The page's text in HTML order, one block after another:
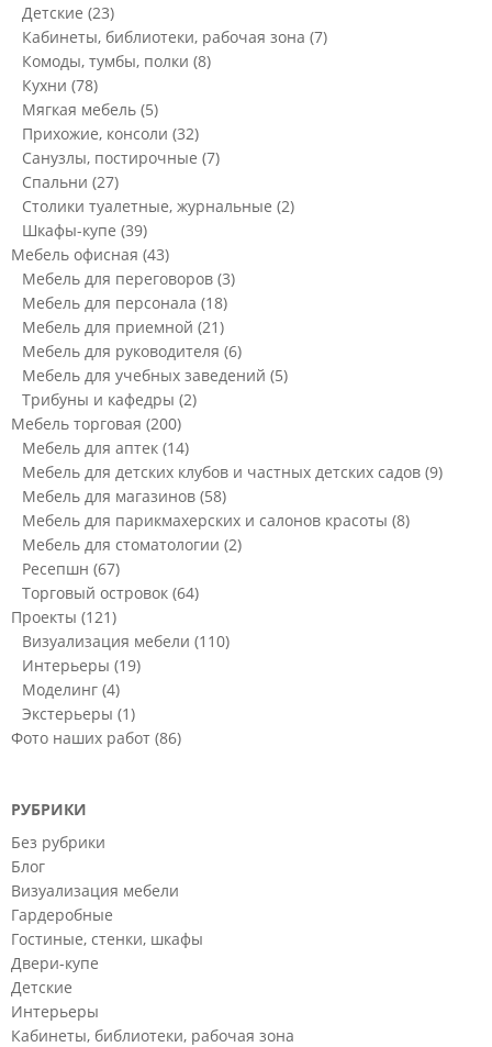
Детские (23)
Кабинеты, библиотеки, рабочая зона (7)
Комоды, тумбы, полки (8)
Кухни (78)
Мягкая мебель (5)
Прихожие, консоли (32)
Санузлы, постирочные (7)
Спальни (27)
Столики туалетные, журнальные (2)
Шкафы-купе (39)
Мебель офисная (43)
Мебель для переговоров (3)
Мебель для персонала (18)
Мебель для приемной (21)
Мебель для руководителя (6)
Мебель для учебных заведений (5)
Трибуны и кафедры (2)
Мебель торговая (200)
Мебель для аптек (14)
Мебель для детских клубов и частных детских садов (9)
Мебель для магазинов (58)
Мебель для парикмахерских и салонов красоты (8)
Мебель для стоматологии (2)
Ресепшн (67)
Торговый островок (64)
Проекты (121)
Визуализация мебели (110)
Интерьеры (19)
Моделинг (4)
Экстерьеры (1)
Фото наших работ (86)
РУБРИКИ
Без рубрики
Блог
Визуализация мебели
Гардеробные
Гостиные, стенки, шкафы
Двери-купе
Детские
Интерьеры
Кабинеты, библиотеки, рабочая зона